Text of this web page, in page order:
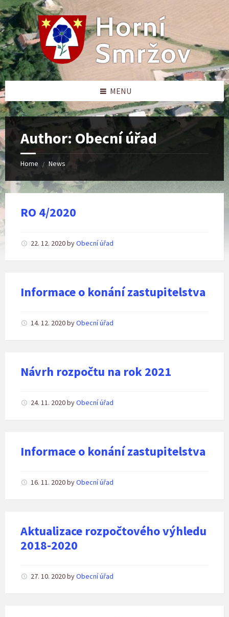
Skip
to
content
Skip
to
left
sidebar
Skip
to
footer
MENU
Author: Obecní úřad
Home / News
RO 4/2020
22. 12. 2020byObecní úřad
Informace o konání zastupitelstva
14. 12. 2020byObecní úřad
Návrh rozpočtu na rok 2021
24. 11. 2020byObecní úřad
Informace o konání zastupitelstva
16. 11. 2020byObecní úřad
Aktualizace rozpočtového výhledu
2018-2020
27. 10. 2020byObecní úřad